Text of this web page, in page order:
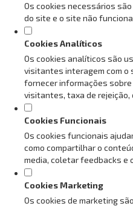
Os cookies necessários
do site e o site não
Cookies Analíticos
Os cookies analíticos são
visitantes interagem com o
fornecer informações
visitantes, taxa de rejeição,
Cookies Funcionais
Os cookies funcionais
como compartilhar o
media, coletar feedbacks e
Cookies Marketing
Os cookies de marketing